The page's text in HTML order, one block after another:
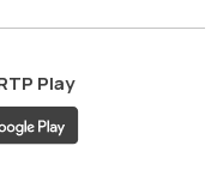
Play